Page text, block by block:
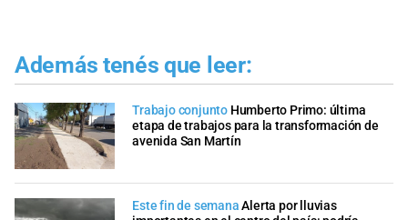
Además tenés que leer:
Trabajo conjunto Humberto Primo: última
etapa de trabajos para la transformación de
avenida San Martín
Este fin de semanaAlerta por lluvias